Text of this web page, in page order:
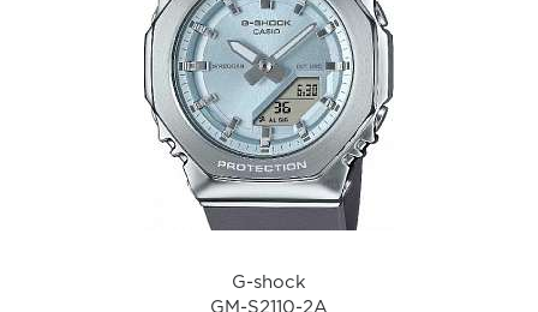
G-shock
GM-S2110-2A
i
G-shock
GM-S2110-2A